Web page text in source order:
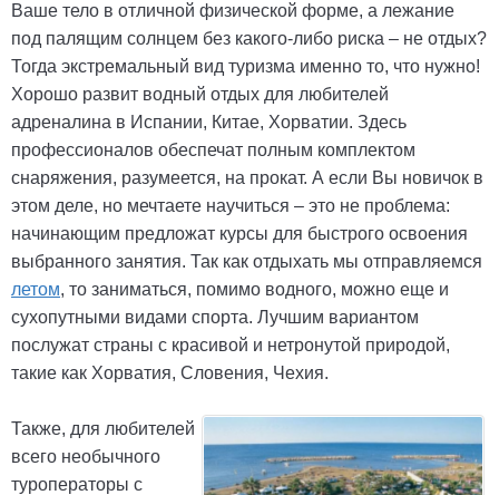
Ваше тело в отличной физической форме, а лежание
под палящим солнцем без какого-либо риска – не отдых?
Тогда экстремальный вид туризма именно то, что нужно!
Хорошо развит водный отдых для любителей
адреналина в Испании, Китае, Хорватии. Здесь
профессионалов обеспечат полным комплектом
снаряжения, разумеется, на прокат. А если Вы новичок в
этом деле, но мечтаете научиться – это не проблема:
начинающим предложат курсы для быстрого освоения
выбранного занятия. Так как отдыхать мы отправляемся
летом, то заниматься, помимо водного, можно еще и
сухопутными видами спорта. Лучшим вариантом
послужат страны с красивой и нетронутой природой,
такие как Хорватия, Словения, Чехия.
Также, для любителей
всего необычного
туроператоры с